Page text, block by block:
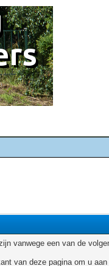
vanwege een van de
van deze pagina om u